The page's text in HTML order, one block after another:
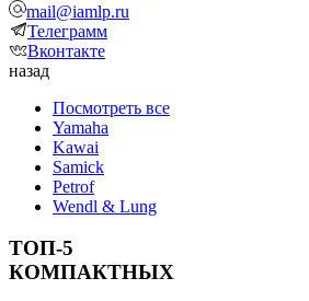
mail@iamlp.ru
Телеграмм
Вконтакте
назад
Посмотреть все
Yamaha
Kawai
Samick
Petrof
Wendl & Lung
ТОП-5
КОМПАКТНЫХ